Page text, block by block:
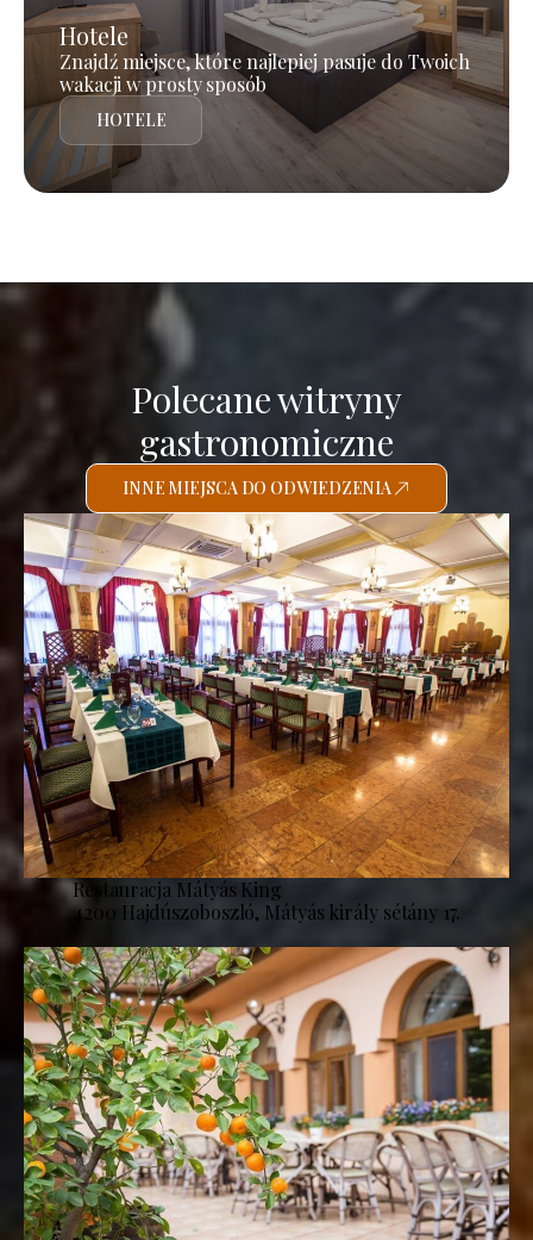
Hotele
Znajdź miejsce, które najlepiej pasuje do Twoich
wakacji w prosty sposób
HOTELE
Polecane witryny
gastronomiczne
INNE MIEJSCA DO ODWIEDZENIA
Restauracja Mátyás King
4200 Hajdúszoboszló, Mátyás király sétány 17.